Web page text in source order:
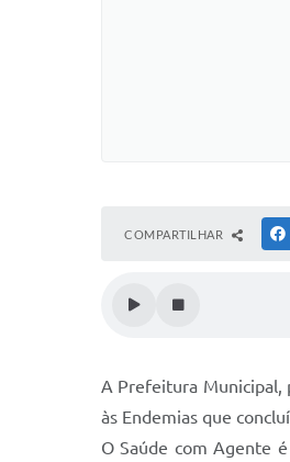
COMPARTILHAR
A Prefeitura Municipal,
às Endemias que
O Saúde com Agente